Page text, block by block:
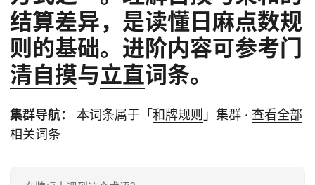
结算差异，是读懂日麻点数规
则的基础。进阶内容可参考门
清自摸与立直词条。
集群导航： 本词条属于「 和牌规则 」集群 · 查看全部
相关词条